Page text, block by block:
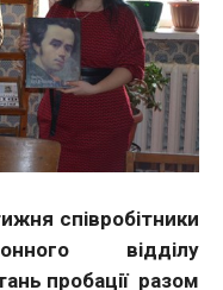
співробітники
відділу
пробації разом